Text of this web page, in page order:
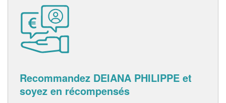
Recommandez DEIANA PHILIPPE et
soyez en récompensés